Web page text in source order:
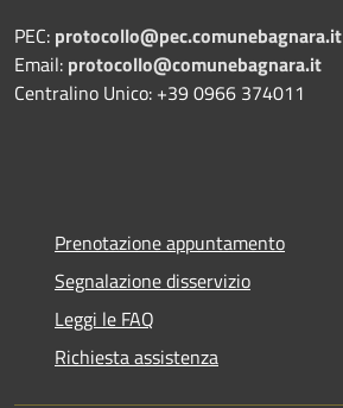
PEC: protocollo@pec.comunebagnara.it
Email: protocollo@comunebagnara.it
Centralino Unico: +39 0966 374011
Prenotazione appuntamento
Segnalazione disservizio
Leggi le FAQ
Richiesta assistenza